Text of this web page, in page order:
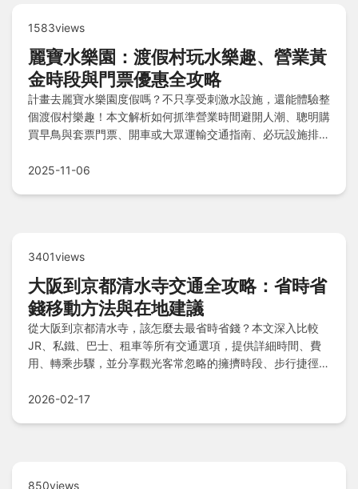
1583views
麗寶水樂園：渡假村玩水樂趣、營業黃
金時段與門票優惠全攻略
計畫去麗寶水樂園度假嗎？不只享受刺激水設施，還能體驗整
個渡假村樂趣！本文解析如何抓準營業時間避開人潮、聰明購
買早鳥與套票門票、開車或大眾運輸交通指南、必玩設施排行
解答，讓您玩得開心又省心，輕鬆規劃完美玩水之旅。
2025-11-06
3401views
大阪到京都清水寺交通全攻略：省時省
錢移動方法與在地建議
從大阪到京都清水寺，該怎麼去最省時省錢？本文深入比較
JR、私鐵、巴士、租車等所有交通選項，提供詳細時間、費
用、轉乘步驟，並分享觀光客常忽略的擁擠時段、步行捷徑，
開地雷，高效玩轉關西。
2026-02-17
850views